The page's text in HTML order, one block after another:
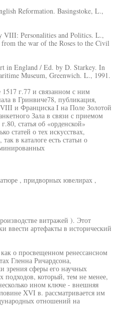
Reformation. Basingstoke, L.,
VIII: Personalities and Politics. L.,
the war of the Roses to the Civil
in England / Ed. by D. Starkey. In
Museum, Greenwich. L., 1991.
г.77 и связанном с ним
в Гринвиче78, публикация,
VIII и Франциска I на Поле Золотой
Зала в связи с приемом
статья об «орденской»
статей о тех искусствах,
в каталоге есть статьи о
, придворных ювелирах ,
витражей ). Этот
ввести артефакты в исторический
о просвещенном ренессансном
Гленна Ричардсона,
зрения сферы его научных
подходов, который, тем не менее,
ином ключе - внешняя
XVI в. рассматривается им
отношений на